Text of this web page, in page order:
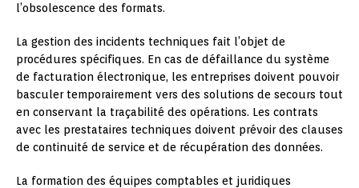
l’obsolescence des formats.
La gestion des incidents techniques fait l’objet de
procédures spécifiques. En cas de défaillance du système
de facturation électronique, les entreprises doivent pouvoir
basculer temporairement vers des solutions de secours tout
en conservant la traçabilité des opérations. Les contrats
avec les prestataires techniques doivent prévoir des clauses
de continuité de service et de récupération des données.
La formation des équipes comptables et juridiques